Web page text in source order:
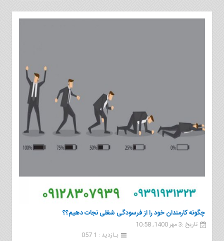
چگونه کارمندان خود را از فرسودگی شغلی نجات دهیم؟؟
تاریخ :3 مهر 1400, 10:58
بـازدید : 1 057